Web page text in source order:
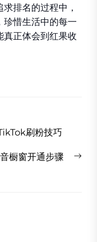
排名的过程中，
珍惜生活中的每一
真正体会到红果收
刷粉技巧
橱窗开通步骤